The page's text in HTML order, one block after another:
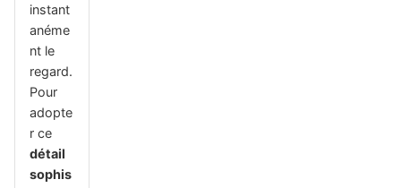
instant
anéme
nt le
regard.
Pour
adopte
r ce
détail
sophis